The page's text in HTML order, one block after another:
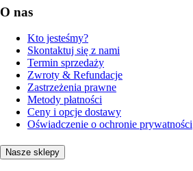
O nas
Kto jesteśmy?
Skontaktuj się z nami
Termin sprzedaży
Zwroty & Refundacje
Zastrzeżenia prawne
Metody płatności
Ceny i opcje dostawy
Oświadczenie o ochronie prywatności
Nasze sklepy